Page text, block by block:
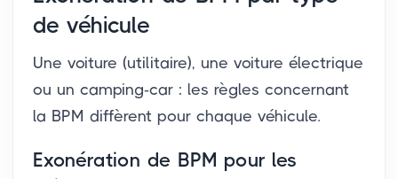
de véhicule
Une voiture (utilitaire), une voiture électrique
ou un camping-car : les règles concernant
la BPM diffèrent pour chaque véhicule.
Exonération de BPM pour les